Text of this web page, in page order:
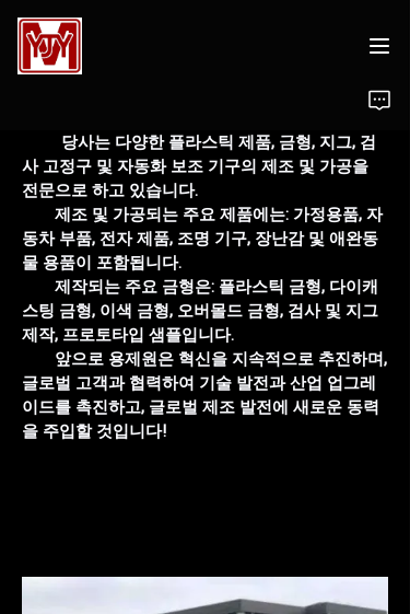
당사는 다양한 플라스틱 제품, 금형, 지그, 검
사 고정구 및 자동화 보조 기구의 제조 및 가공을
전문으로 하고 있습니다.
제조 및 가공되는 주요 제품에는: 가정용품, 자
동차 부품, 전자 제품, 조명 기구, 장난감 및 애완동
물 용품이 포함됩니다.
제작되는 주요 금형은: 플라스틱 금형, 다이캐
스팅 금형, 이색 금형, 오버몰드 금형, 검사 및 지그
제작, 프로토타입 샘플입니다.
앞으로 용제원은 혁신을 지속적으로 추진하며,
글로벌 고객과 협력하여 기술 발전과 산업 업그레
이드를 촉진하고, 글로벌 제조 발전에 새로운 동력
을 주입할 것입니다!
금형 설계
금형
플라스틱 제품
제조
문의하기